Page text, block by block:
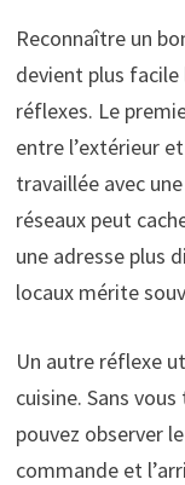
Reconnaître un
devient plus
réflexes. Le
entre l’extérieur
travaillée avec
réseaux peut
une adresse plus
locaux mérite
Un autre réflexe
cuisine. Sans
pouvez observer
commande et